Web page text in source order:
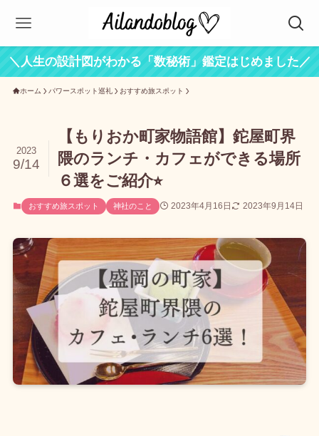
＼人生の設計図がわかる「数秘術」鑑定はじめました／
ホーム パワースポット巡礼 おすすめ旅スポット
【もりおか町家物語館】鉈屋町界
隈のランチ・カフェができる場所
６選をご紹介⭐︎
2023
9/14
おすすめ旅スポット 神社のこと 2023年4月16日 2023年9月14日